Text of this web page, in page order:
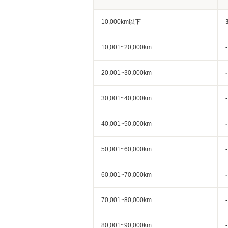
10,000km以下
10,001~20,000km -
20,001~30,000km -
30,001~40,000km -
40,001~50,000km -
50,001~60,000km -
60,001~70,000km -
70,001~80,000km -
80,001~90,000km -